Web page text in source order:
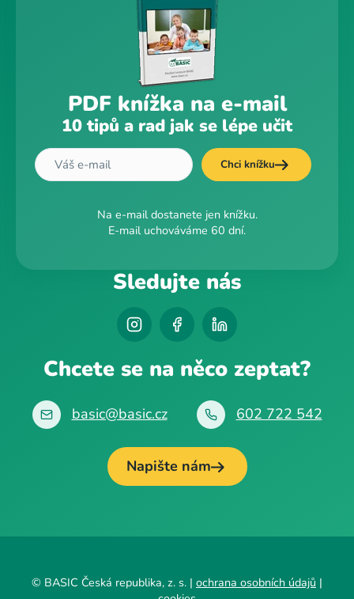
PDF knížka na e-mail
10 tipů a rad jak se lépe učit
Chci knížku
Na e-mail dostanete jen knížku.
E-mail uchováváme 60 dní.
Sledujte nás
Chcete se na něco zeptat?
basic@basic.cz 602 722 542
Napište nám
© BASIC Česká republika, z. s. | ochrana osobních údajů |